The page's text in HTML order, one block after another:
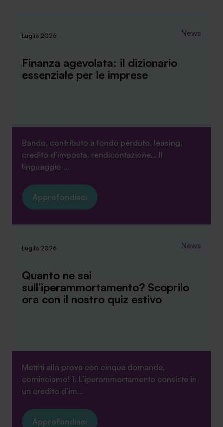
Luglio 2026 News
Finanza agevolata: il dizionario
essenziale per le imprese
Bando, contributo a fondo perduto, leasing,
credito d’imposta, rendicontazione… Il
linguaggio ...
Approfondisci
Luglio 2026 News
Quanto ne sai
sull’iperammortamento? Scoprilo
ora con il nostro quiz estivo
Mettiti alla prova con cinque domande,
cominciamo! 1. L’iperammortamento consiste in
un credito d’im...
Approfondisci